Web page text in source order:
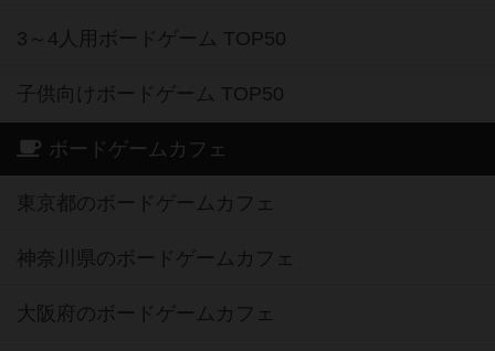
3～4人用ボードゲーム TOP50
子供向けボードゲーム TOP50
ボードゲームカフェ
東京都のボードゲームカフェ
神奈川県のボードゲームカフェ
大阪府のボードゲームカフェ